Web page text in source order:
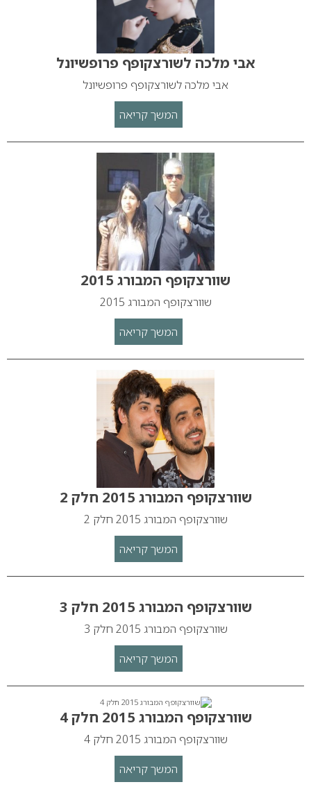
אבי מלכה לשורצקופף פרופשיונל
אבי מלכה לשורצקופף פרופשיונל
המשך קריאה
שוורצקופף המבורג 2015
שוורצקופף המבורג 2015
המשך קריאה
שוורצקופף המבורג 2015 חלק 2
שוורצקופף המבורג 2015 חלק 2
המשך קריאה
שוורצקופף המבורג 2015 חלק 3
שוורצקופף המבורג 2015 חלק 3
המשך קריאה
שוורצקופף המבורג 2015 חלק 4
שוורצקופף המבורג 2015 חלק 4
המשך קריאה